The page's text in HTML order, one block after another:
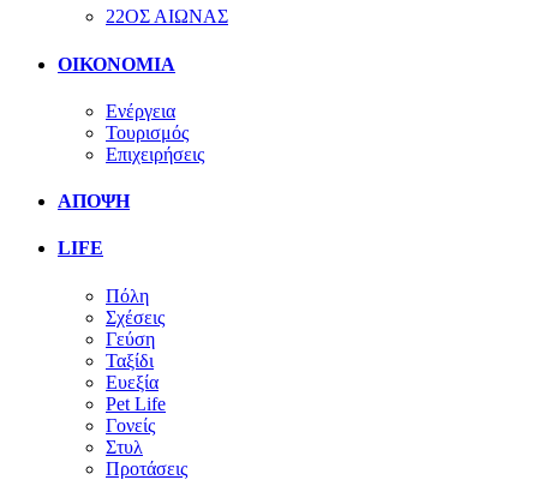
22ΟΣ ΑΙΩΝΑΣ
ΟΙΚΟΝΟΜΙΑ
Ενέργεια
Τουρισμός
Επιχειρήσεις
ΑΠΟΨΗ
LIFE
Πόλη
Σχέσεις
Γεύση
Ταξίδι
Ευεξία
Pet Life
Γονείς
Στυλ
Προτάσεις